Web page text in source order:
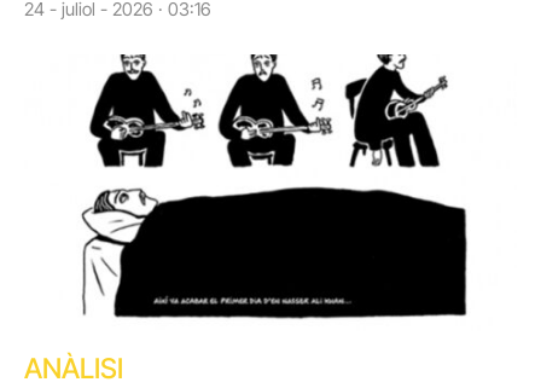
24 - juliol - 2026 · 03:16
ANÀLISI